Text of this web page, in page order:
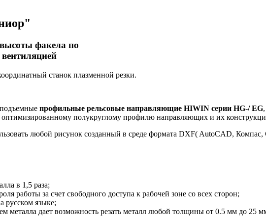
факела по
станок плазменной резки.
профильные рельсовые направляющие HIWIN серии HG-/ EG
оптимизированному полукруглому профилю направляющих и их
любой рисунок созданный в среде формата DXF( AutoCAD, Компас,
в 1,5 раза;
работы за счет свободного доступа к рабочей зоне со всех сторон;
русском языке;
металла дает возможность резать металл любой толщины от 0.5 мм до 25